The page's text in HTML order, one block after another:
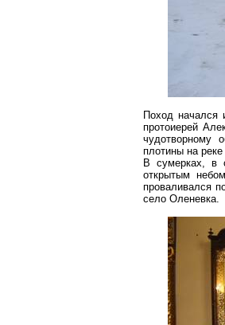
Поход начался
протоиерей
чудотворному
плотины на
В сумерках, в
открытым
проваливался
село Оленевка.